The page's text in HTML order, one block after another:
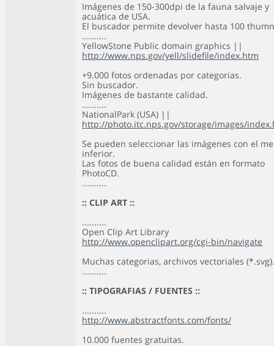
Imágenes de 150-300dpi de la fauna salvaje y
acuática de USA.
El buscador permite devolver hasta 100
..........
YellowStone Public domain graphics ||
http://www.nps.gov/yell/slidefile/index.htm
+9.000 fotos ordenadas por categorias.
Sin buscador.
Imágenes de bastante calidad.
..........
NationalPark (USA) ||
http://photo.itc.nps.gov/storage/images/
Se pueden seleccionar las imágenes con el
inferior.
Las fotos de buena calidad están en formato
PhotoCD.
..........
:: CLIP ART ::
..........
Open Clip Art Library
http://www.openclipart.org/cgi-bin/navigate
Muchas categorias, archivos vectoriales (*.svg).
..........
:: TIPOGRAFIAS / FUENTES ::
..........
http://www.abstractfonts.com/fonts/
10.000 fuentes gratuitas.